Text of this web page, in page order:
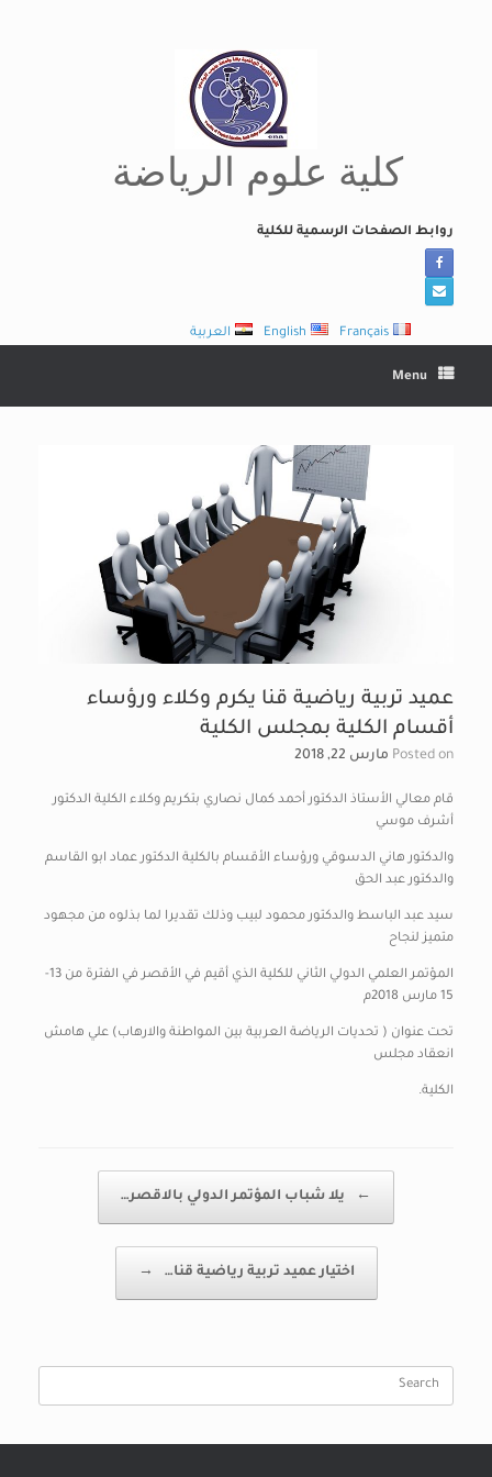
كلية علوم الرياضة
روابط الصفحات الرسمية للكلية
العربية English Français
Menu
عميد تربية رياضية قنا يكرم وكلاء ورؤساء
أقسام الكلية بمجلس الكلية
Posted on مارس 22, 2018
قام معالي الأستاذ الدكتور أحمد كمال نصاري بتكريم وكلاء الكلية الدكتور
أشرف موسي
والدكتور هاني الدسوقي ورؤساء الأقسام بالكلية الدكتور عماد ابو القاسم
والدكتور عبد الحق
سيد عبد الباسط والدكتور محمود لبيب وذلك تقديرا لما بذلوه من مجهود
متميز لنجاح
المؤتمر العلمي الدولي الثاني للكلية الذي أقيم في الأقصر في الفترة من 13-
15 مارس 2018م
تحت عنوان ( تحديات الرياضة العربية بين المواطنة والارهاب) علي هامش
انعقاد مجلس
الكلية.
← يلا شباب المؤتمر الدولي بالاقصر…
اختيار عميد تربية رياضية قنا… →
Search